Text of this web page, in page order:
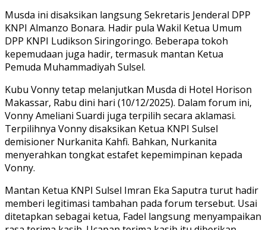
Musda ini disaksikan langsung Sekretaris Jenderal DPP
KNPI Almanzo Bonara. Hadir pula Wakil Ketua Umum
DPP KNPI Ludikson Siringoringo. Beberapa tokoh
kepemudaan juga hadir, termasuk mantan Ketua
Pemuda Muhammadiyah Sulsel.
Kubu Vonny tetap melanjutkan Musda di Hotel Horison
Makassar, Rabu dini hari (10/12/2025). Dalam forum ini,
Vonny Ameliani Suardi juga terpilih secara aklamasi.
Terpilihnya Vonny disaksikan Ketua KNPI Sulsel
demisioner Nurkanita Kahfi. Bahkan, Nurkanita
menyerahkan tongkat estafet kepemimpinan kepada
Vonny.
Mantan Ketua KNPI Sulsel Imran Eka Saputra turut hadir
memberi legitimasi tambahan pada forum tersebut. Usai
ditetapkan sebagai ketua, Fadel langsung menyampaikan